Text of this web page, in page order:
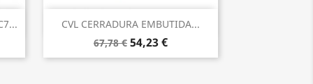
CVL CERRADURA EMBUTIDA...
67,78 € 54,23 €
Vista rápida